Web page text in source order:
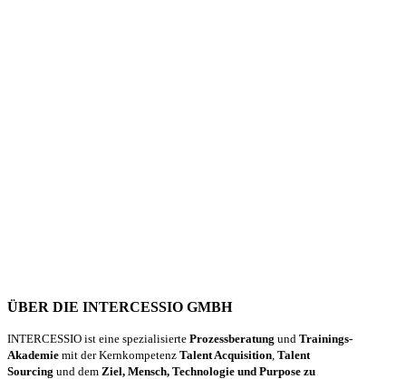
ÜBER DIE INTERCESSIO GMBH
INTERCESSIO ist eine spezialisierte Prozessberatung und Trainings-
Akademie mit der Kernkompetenz Talent Acquisition Talent
Sourcing und dem Ziel, Mensch, Technologie und Purpose zu